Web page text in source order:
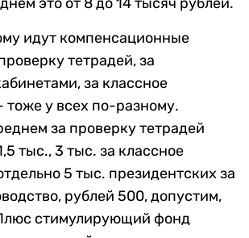
идут компенсационные
тетрадей, за
за классное
тоже у всех по-разному.
за проверку тетрадей
тыс., 3 тыс. за классное
5 тыс. президентских за
рублей 500, допустим,
стимулирующий фонд